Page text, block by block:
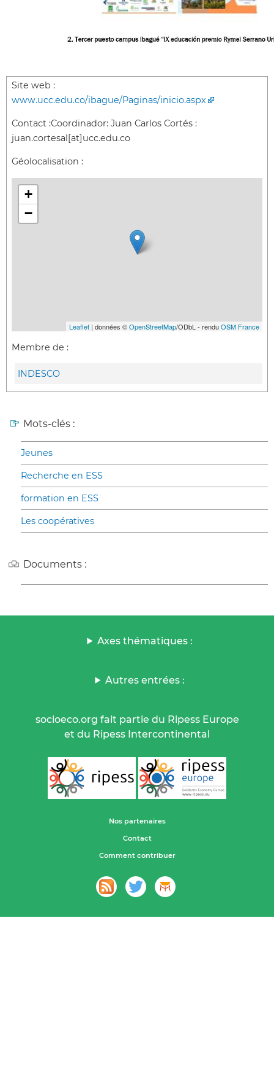
Site web :
www.ucc.edu.co/ibague/Paginas/inicio.aspx
Contact :Coordinador: Juan Carlos Cortés :
juan.cortesal[at]ucc.edu.co
Géolocalisation :
+
−
Leaflet | données ©OpenStreetMap/ODbL - renduOSM France
Membre de :
INDESCO
Mots-clés :
Jeunes
Recherche en ESS
formation en ESS
Les coopératives
Documents :
Axes thématiques :
Autres entrées :
socioeco.org fait partie du Ripess Europe
et du Ripess Intercontinental
Nos partenaires
Contact
Comment contribuer